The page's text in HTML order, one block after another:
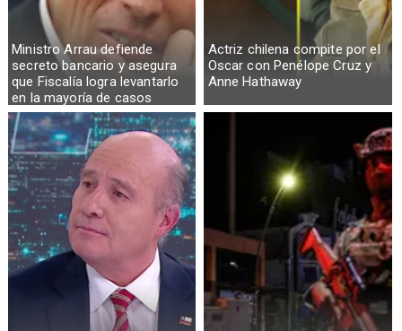
Ministro Arrau defiende
secreto bancario y asegura
que Fiscalía logra levantarlo
en la mayoría de casos
Actriz chilena compite por el
Oscar con Penélope Cruz y
Anne Hathaway